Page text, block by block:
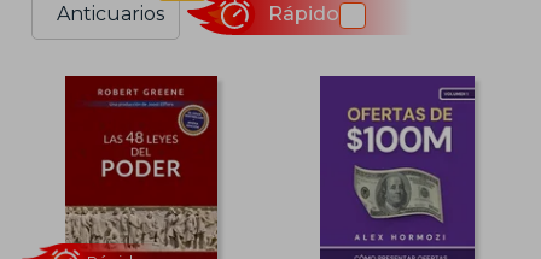
Anticuarios Rápido